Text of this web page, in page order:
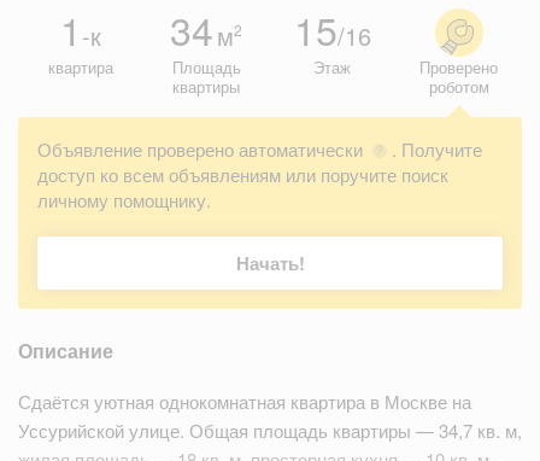
1 -к
квартира
34м2
Площадь
квартиры
15/16
Этаж
Проверено
роботом
Объявление проверено автоматически ?
. Получите
доступ ко всем объявлениям или поручите поиск
личному помощнику.
Начать!
Описание
Сдаётся уютная однокомнатная квартира в Москве на
Уссурийской улице. Общая площадь квартиры — 34,7 кв. м,